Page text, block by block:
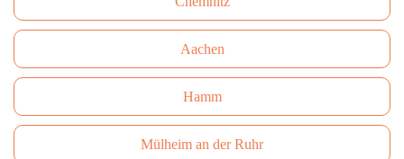
Aachen
Hamm
Mülheim an der Ruhr